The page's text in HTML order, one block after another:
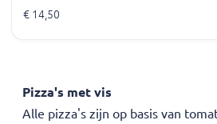
€ 14,50
Pizza's met vis
Alle pizza's zijn op basis van